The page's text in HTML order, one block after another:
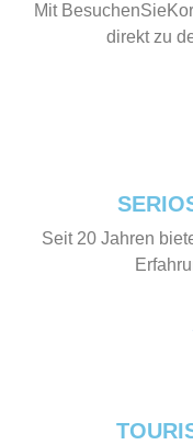
Mit
direkt zu
Seit 20 Jahren